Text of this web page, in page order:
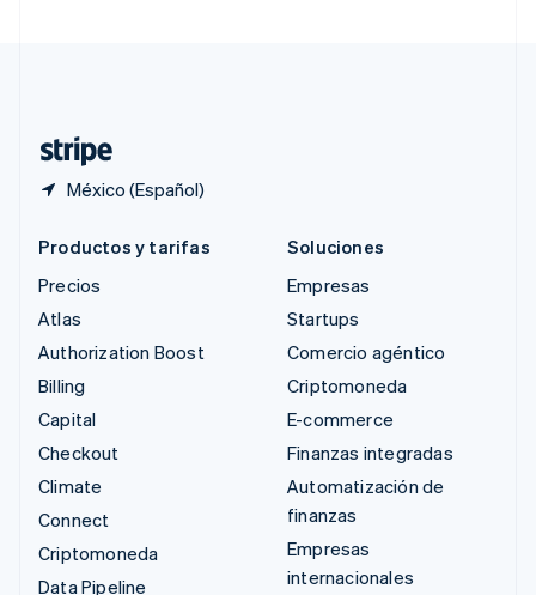
México (Español)
Productos y tarifas
Precios
Atlas
Authorization Boost
Billing
Capital
Checkout
Climate
Connect
Criptomoneda
Data Pipeline
Soluciones
Empresas
Startups
Comercio agéntico
Criptomoneda
E-commerce
Finanzas integradas
Automatización de
finanzas
Empresas
internacionales